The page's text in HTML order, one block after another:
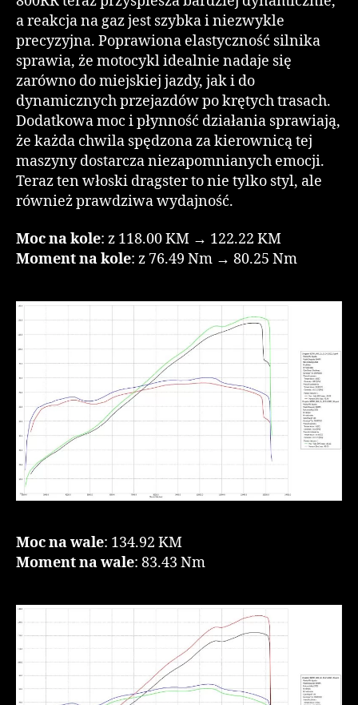
a reakcja na gaz jest szybka i niezwykle
precyzyjna. Poprawiona elastyczność silnika
sprawia, że motocykl idealnie nadaje się
zarówno do miejskiej jazdy, jak i do
dynamicznych przejazdów po krętych trasach.
Dodatkowa moc i płynność działania sprawiają,
że każda chwila spędzona za kierownicą tej
maszyny dostarcza niezapomnianych emocji.
Teraz ten włoski dragster to nie tylko styl, ale
również prawdziwa wydajność.
Moc na kole: z 118.00 KM → 122.22 KM
Moment na kole: z 76.49 Nm → 80.25 Nm
Moc na wale: 134.92 KM
Moment na wale: 83.43 Nm